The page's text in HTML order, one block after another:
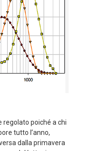
regolato poiché a chi
tutto l’anno,
dalla primavera